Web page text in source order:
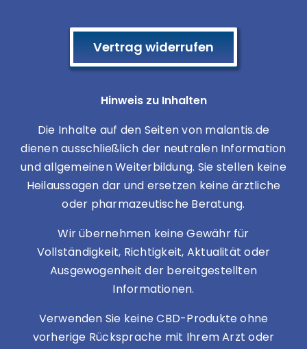
Vertrag widerrufen
Hinweis zu Inhalten
Die Inhalte auf den Seiten von malantis.de
dienen ausschließlich der neutralen Information
und allgemeinen Weiterbildung. Sie stellen keine
Heilaussagen dar und ersetzen keine ärztliche
oder pharmazeutische Beratung.
Wir übernehmen keine Gewähr für
Vollständigkeit, Richtigkeit, Aktualität oder
Ausgewogenheit der bereitgestellten
Informationen.
Verwenden Sie keine CBD-Produkte ohne
vorherige Rücksprache mit Ihrem Arzt oder